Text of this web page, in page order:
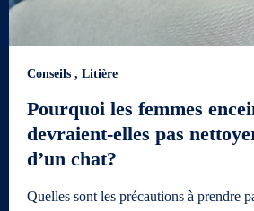
Conseils , Litière
Pourquoi les femmes
devraient-elles pas
d’un chat?
Quelles sont les précautions à prendre